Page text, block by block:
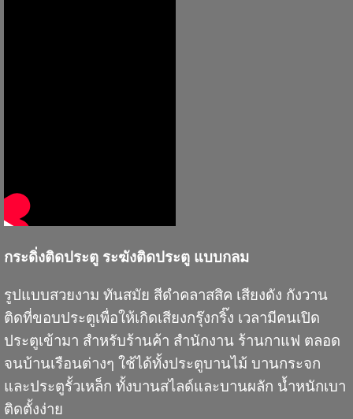
กระดิ่งติดประตู ระฆังติดประตู แบบกลม
รูปแบบสวยงาม ทันสมัย สีดำคลาสสิค เสียงดัง กังวาน
ติดที่ขอบประตูเพื่อให้เกิดเสียงกรุ๊งกริ๊ง เวลามีคนเปิด
ประตูเข้ามา สำหรับร้านค้า สำนักงาน ร้านกาแฟ ตลอด
จนบ้านเรือนต่างๆ ใช้ได้ทั้งประตูบานไม้ บานกระจก
และประตูรั้วเหล็ก ทั้งบานสไลด์และบานผลัก น้ำหนักเบา
ติดตั้งง่าย